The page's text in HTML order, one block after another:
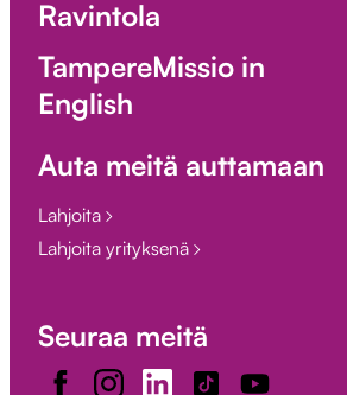
Ravintola
TampereMissio in
English
Auta meitä auttamaan
Lahjoita
Lahjoita yrityksenä
Seuraa meitä
FacebookInstagramLinkedInTikTokYoutube